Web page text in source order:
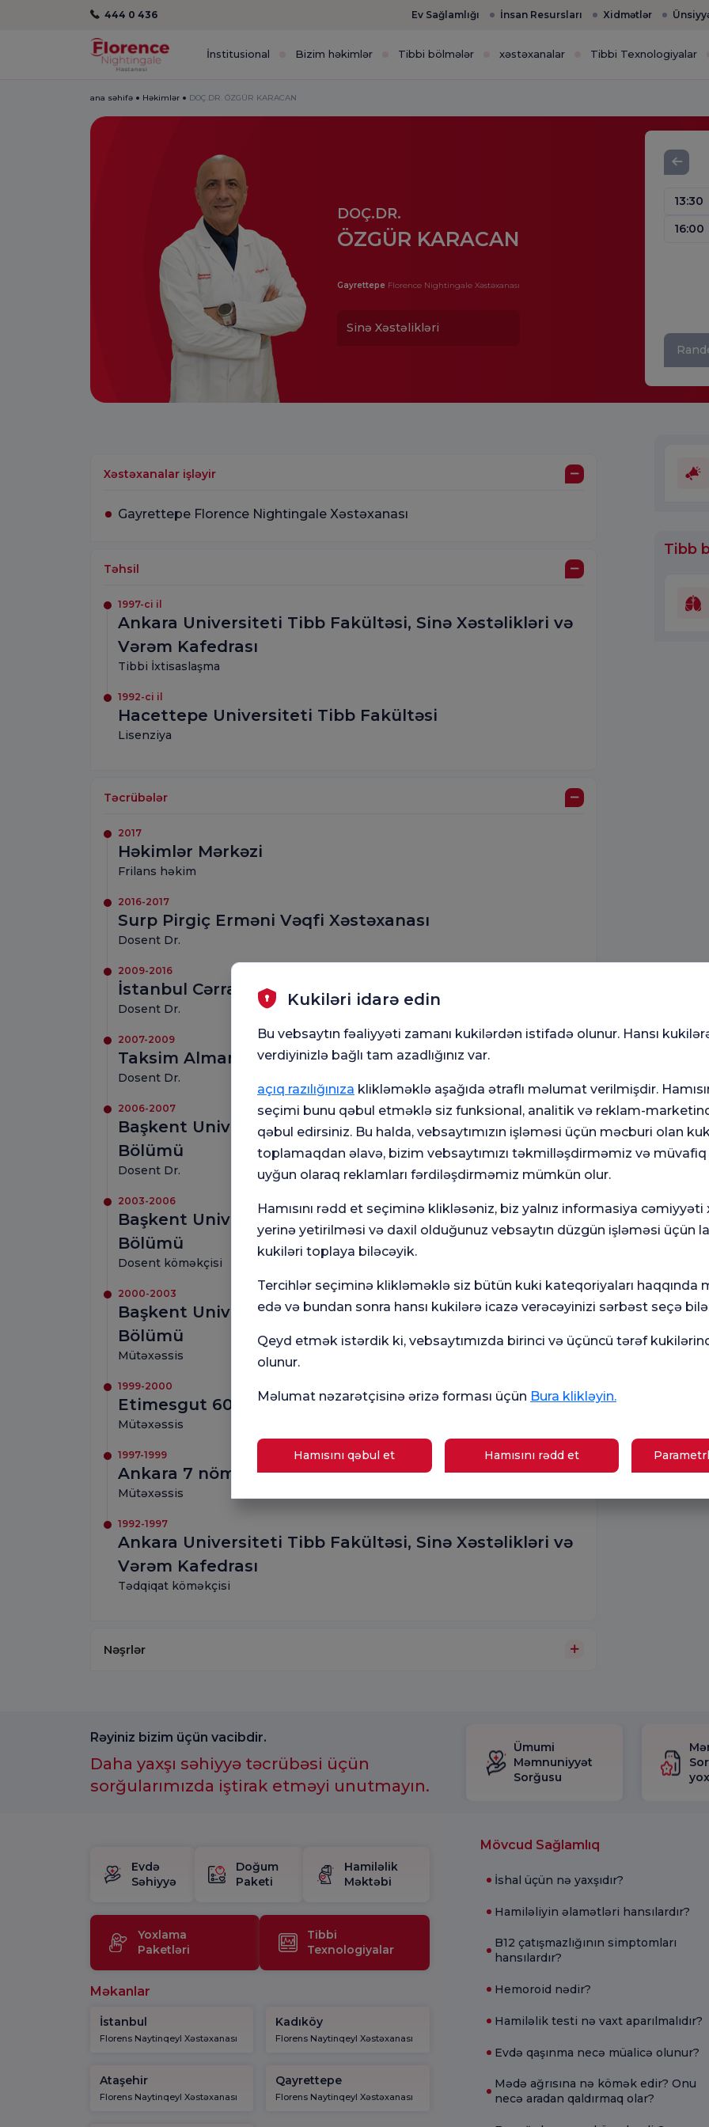
444 0 436 Ev Sağlamlığı İnsan Resursları Xidmətlər
İnstitusional Bizim həkimlər Tibbi bölmələr xəstəxanalar Tibbi Texnologiyalar
ana səhifə Həkimlər DOÇ.DR. ÖZGÜR KARACAN
DOÇ.DR.
ÖZGÜR KARACAN
GayrettepeFlorence Nightingale Xəstəxanası
Sinə Xəstəlikləri
13:30
16:00
Xəstəxanalar işləyir
Gayrettepe Florence Nightingale Xəstəxanası
Təhsil
1997-ci il
Ankara Universiteti Tibb Fakültəsi, Sinə Xəstəlikləri və
Vərəm Kafedrası
Tibbi İxtisaslaşma
1992-ci il
Hacettepe Universiteti Tibb Fakültəsi
Lisenziya
Təcrübələr
2017
Həkimlər Mərkəzi
Frilans həkim
2016-2017
Surp Pirgiç Erməni Vəqfi Xəstəxanası
Dosent Dr.
2009-2016
İstanbul Cərrahiyyə Xəstəxanası
Dosent Dr.
2007-2009
Taksim Alman Xəstəxanası
Dosent Dr.
2006-2007
Başkent Universiteti Tibb Fakültəsi, Pulmonologiya
Bölümü
Dosent Dr.
2003-2006
Başkent Universiteti Tibb Fakültəsi, Pulmonologiya
Bölümü
Dosent köməkçisi
2000-2003
Başkent Universiteti Tibb Fakültəsi, Pulmonologiya
Bölümü
Mütəxəssis
1999-2000
Etimesgut 600 Çarpayılıq Hərbi Xəstəxanası
Mütəxəssis
1997-1999
Ankara 7 nömrəli Vərəmlə Mübarizə Dispanseri
Mütəxəssis
1992-1997
Ankara Universiteti Tibb Fakültəsi, Sinə Xəstəlikləri və
Vərəm Kafedrası
Tədqiqat köməkçisi
Nəşrlər
Tibb
Evdə
Səhiyyə
Doğum
Paketi
Hamiləlik
Məktəbi
Yoxlama
Paketləri
Tibbi
Texnologiyalar
Məkanlar
İstanbul
Florens Naytinqeyl Xəstəxanası
Kadıköy
Florens Naytinqeyl Xəstəxanası
Ataşehir
Florens Naytinqeyl Xəstəxanası
Qayrettepe
Florens Naytinqeyl Xəstəxanası
Mövcud Sağlamlıq
İshal üçün nə yaxşıdır?
Hamiləliyin əlamətləri hansılardır?
B12 çatışmazlığının simptomları
hansılardır?
Hemoroid nədir?
Hamiləlik testi nə vaxt aparılmalıdır?
Evdə qaşınma necə müalicə olunur?
Mədə ağrısına nə kömək edir? Onu
necə aradan qaldırmaq olar?
Rəyiniz bizim üçün vacibdir.
Daha yaxşı səhiyyə təcrübəsi üçün
sorğularımızda iştirak etməyi unutmayın.
Ümumi
Məmnuniyyət
Sorğusu
Kukiləri idarə edin
Bu vebsaytın fəaliyyəti zamanı kukilərdən istifadə olunur. Hansı
verdiyinizlə bağlı tam azadlığınız var.
açıq razılığınıza klikləməklə aşağıda ətraflı məlumat verilmişdir.
seçimi bunu qəbul etməklə siz funksional, analitik və reklam-
qəbul edirsiniz. Bu halda, vebsaytımızın işləməsi üçün məcburi olan
toplamaqdan əlavə, bizim vebsaytımızı təkmilləşdirməmiz və
uyğun olaraq reklamları fərdiləşdirməmiz mümkün olur.
Hamısını rədd et seçiminə klikləsəniz, biz yalnız informasiya
yerinə yetirilməsi və daxil olduğunuz vebsaytın düzgün işləməsi üçün
kukiləri toplaya biləcəyik.
Tercihlər seçiminə klikləməklə siz bütün kuki kateqoriyaları haqqında
edə və bundan sonra hansı kukilərə icazə verəcəyinizi sərbəst seçə
Qeyd etmək istərdik ki, vebsaytımızda birinci və üçüncü tərəf
olunur.
Məlumat nəzarətçisinə ərizə forması üçün Bura klikləyin.
Hamısını qəbul et Hamısını rədd et